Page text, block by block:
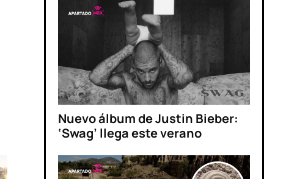
Nuevo álbum de Justin Bieber:
‘Swag’ llega este verano